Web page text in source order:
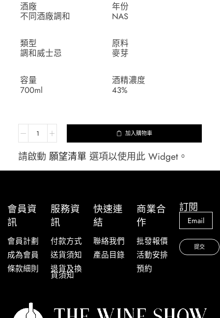
酒廠
不同酒廠調和
年份
NAS
類型
調和威士忌
原料
麥芽
容量
700ml
酒精濃度
43%
加入購物車
請啟動願望清單 選項以使用此 Widget。
會員資
訊
會員計劃
成為會員
條款細則
服務資
訊
付款方式
送貨須知
退貨及換
貨須知
快速連
結
聯絡我們
產品目錄
商業合
作
批發報價
活動安排
預約
訂閱